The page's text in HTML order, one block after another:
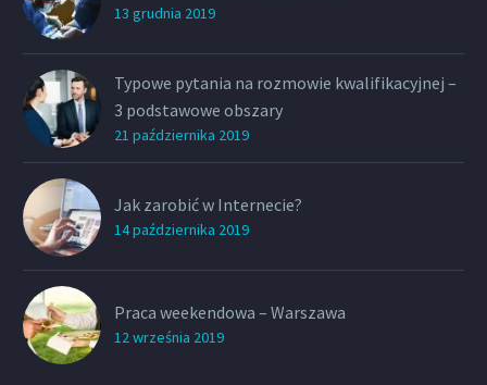
13 grudnia 2019
Typowe pytania na rozmowie kwalifikacyjnej –
3 podstawowe obszary
21 października 2019
Jak zarobić w Internecie?
14 października 2019
Praca weekendowa – Warszawa
12 września 2019